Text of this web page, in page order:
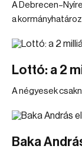
A
a
Lottó: a 2
A négyesek
Baka